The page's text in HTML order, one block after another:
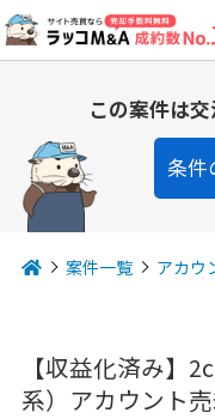
この案件は交
条件
案件一覧 アカウ
【収益化済み】
系）アカウント